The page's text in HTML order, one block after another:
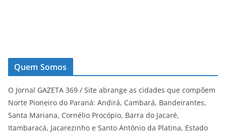
Quem Somos
O Jornal GAZETA 369 / Site abrange as cidades que compõem
Norte Pioneiro do Paraná: Andirá, Cambará, Bandeirantes,
Santa Mariana, Cornélio Procópio, Barra do Jacaré,
Itambaracá, Jacarezinho e Santo Antônio da Platina, Estado